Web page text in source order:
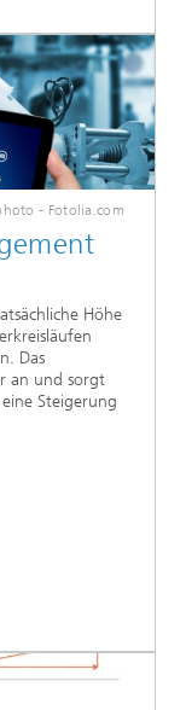
- Fotolia.com
Höhe
Das
an und sorgt
Steigerung